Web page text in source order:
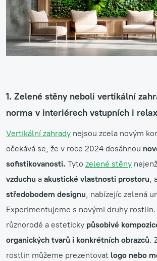
1. Zelené stěny neboli vertikální
norma v interiérech vstupních i
Vertikální zahrady nejsou zcela novým
očekává se, že v roce 2024 dosáhnou
sofistikovanosti. Tyto zelené stěny
vzduchu a akustické vlastnosti prostoru,
středobodem designu, nabízejíc zelená
Experimentujeme s novými druhy
různorodé a esteticky působivé
organických tvarů i konkrétních obrazců.
rostlin můžeme prezentovat logo nebo